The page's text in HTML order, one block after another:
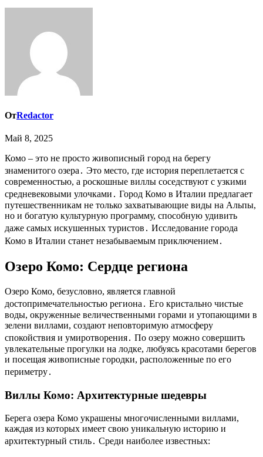
ОтRedactor
Май 8, 2025
Комо – это не просто живописный город на берегу
знаменитого озера․ Это место, где история переплетается с
современностью, а роскошные виллы соседствуют с узкими
средневековыми улочками․ Город Комо в Италии предлагает
путешественникам не только захватывающие виды на Альпы,
но и богатую культурную программу, способную удивить
даже самых искушенных туристов․ Исследование города
Комо в Италии станет незабываемым приключением․
Озеро Комо: Сердце региона
Озеро Комо, безусловно, является главной
достопримечательностью региона․ Его кристально чистые
воды, окруженные величественными горами и утопающими в
зелени виллами, создают неповторимую атмосферу
спокойствия и умиротворения․ По озеру можно совершить
увлекательные прогулки на лодке, любуясь красотами берегов
и посещая живописные городки, расположенные по его
периметру․
Виллы Комо: Архитектурные шедевры
Берега озера Комо украшены многочисленными виллами,
каждая из которых имеет свою уникальную историю и
архитектурный стиль․ Среди наиболее известных: